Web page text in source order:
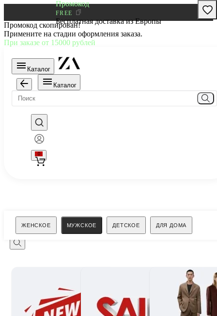
Промокод
FREE
Бесплатная доставка из Европы
Промокод скопирован!
Примените на стадии оформления заказа.
При заказе от 15000 рублей
Каталог
Каталог
0
ЖЕНСКОЕ МУЖСКОЕ ДЕТСКОЕ ДЛЯ ДОМА
Поиск